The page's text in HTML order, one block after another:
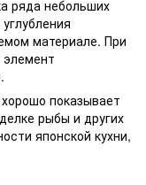
ряда небольших
материале. При
элемент
показывает
рыбы и других
японской кухни,